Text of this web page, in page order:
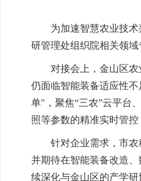
为加速智慧农业技
研管理处组织院相关领
对接会上，金山区
仍面临智能装备适应性
单"，聚焦“三农”云平台
照等参数的精准实时管
针对企业需求，市
并期待在智能装备改造
续深化与金山区的产学